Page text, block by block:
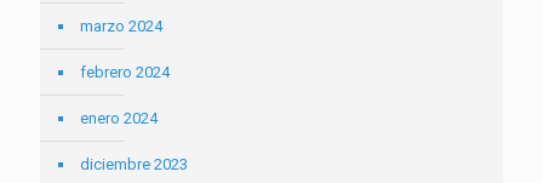
marzo 2024
febrero 2024
enero 2024
diciembre 2023